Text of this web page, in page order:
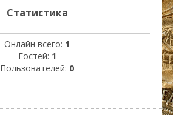
Статистика
Онлайн всего: 1
Гостей: 1
Пользователей: 0